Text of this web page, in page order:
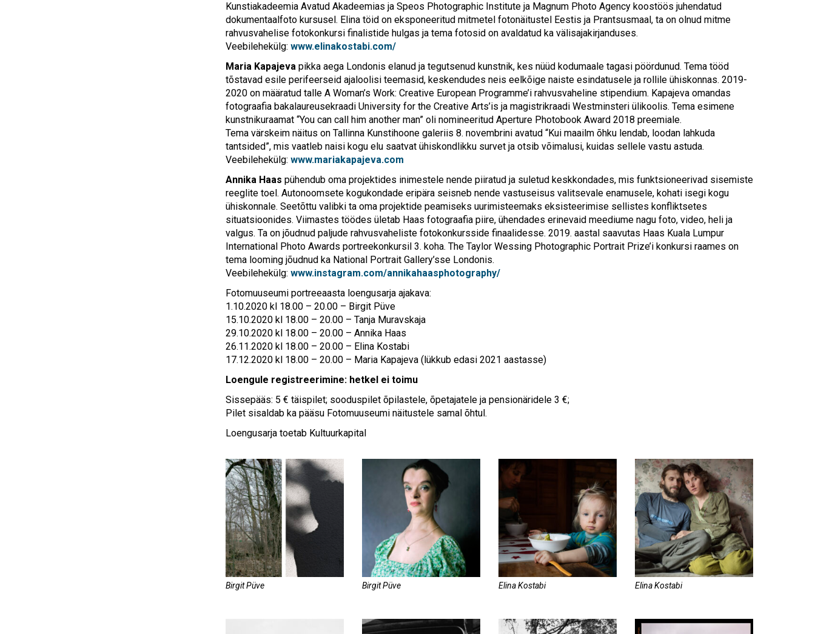
Kunstiakadeemia Avatud Akadeemias ja Speos Photographic Institute ja Magnum Photo Agency koostöös juhendatud
dokumentaalfoto kursusel. Elina töid on eksponeeritud mitmetel fotonäitustel Eestis ja Prantsusmaal, ta on olnud mitme
rahvusvahelise fotokonkursi finalistide hulgas ja tema fotosid on avaldatud ka välisajakirjanduses.
Veebilehekülg: www.elinakostabi.com/
Maria Kapajeva pikka aega Londonis elanud ja tegutsenud kunstnik, kes nüüd kodumaale tagasi pöördunud. Tema tööd
tõstavad esile perifeerseid ajaloolisi teemasid, keskendudes neis eelkõige naiste esindatusele ja rollile ühiskonnas. 2019-
2020 on määratud talle A Woman’s Work: Creative European Programme’i rahvusvaheline stipendium. Kapajeva omandas
fotograafia bakalaureusekraadi University for the Creative Arts’is ja magistrikraadi Westminsteri ülikoolis. Tema esimene
kunstnikuraamat “You can call him another man” oli nomineeritud Aperture Photobook Award 2018 preemiale.
Tema värskeim näitus on Tallinna Kunstihoone galeriis 8. novembrini avatud “Kui maailm õhku lendab, loodan lahkuda
tantsided”, mis vaatleb naisi kogu elu saatvat ühiskondlikku survet ja otsib võimalusi, kuidas sellele vastu astuda.
Veebilehekülg: www.mariakapajeva.com
Annika Haas pühendub oma projektides inimestele nende piiratud ja suletud keskkondades, mis funktsioneerivad sisemiste
reeglite toel. Autonoomsete kogukondade eripära seisneb nende vastuseisus valitsevale enamusele, kohati isegi kogu
ühiskonnale. Seetõttu valibki ta oma projektide peamiseks uurimisteemaks eksisteerimise sellistes konfliktsetes
situatsioonides. Viimastes töödes ületab Haas fotograafia piire, ühendades erinevaid meediume nagu foto, video, heli ja
valgus. Ta on jõudnud paljude rahvusvaheliste fotokonkursside finaalidesse. 2019. aastal saavutas Haas Kuala Lumpur
International Photo Awards portreekonkursil 3. koha. The Taylor Wessing Photographic Portrait Prize’i konkursi raames on
tema looming jõudnud ka National Portrait Gallery’sse Londonis.
Veebilehekülg: www.instagram.com/annikahaasphotography/
Fotomuuseumi portreeaasta loengusarja ajakava:
1.10.2020 kl 18.00 – 20.00 – Birgit Püve
15.10.2020 kl 18.00 – 20.00 – Tanja Muravskaja
29.10.2020 kl 18.00 – 20.00 – Annika Haas
26.11.2020 kl 18.00 – 20.00 – Elina Kostabi
17.12.2020 kl 18.00 – 20.00 – Maria Kapajeva (lükkub edasi 2021 aastasse)
Loengule registreerimine: hetkel ei toimu
Sissepääs: 5 € täispilet; sooduspilet õpilastele, õpetajatele ja pensionäridele 3 €;
Pilet sisaldab ka pääsu Fotomuuseumi näitustele samal õhtul.
Loengusarja toetab Kultuurkapital
Birgit Püve Birgit Püve Elina Kostabi Elina Kostabi